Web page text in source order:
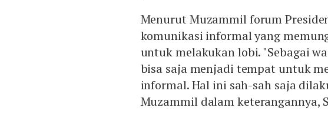
Menurut Muzammil forum
komunikasi informal yang
untuk melakukan lobi. "Sebagai
bisa saja menjadi tempat untuk
informal. Hal ini sah-sah saja
Muzammil dalam keterangannya,